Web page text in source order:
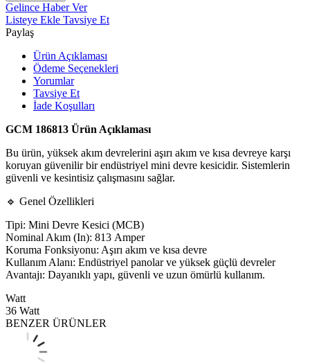
Gelince Haber Ver
Listeye Ekle Tavsiye Et
Paylaş
Ürün Açıklaması
Ödeme Seçenekleri
Yorumlar
Tavsiye Et
İade Koşulları
GCM 186813 Ürün Açıklaması
Bu ürün, yüksek akım devrelerini aşırı akım ve kısa devreye karşı
koruyan güvenilir bir endüstriyel mini devre kesicidir. Sistemlerin
güvenli ve kesintisiz çalışmasını sağlar.
🔹 Genel Özellikleri
Tipi: Mini Devre Kesici (MCB)
Nominal Akım (In): 813 Amper
Koruma Fonksiyonu: Aşırı akım ve kısa devre
Kullanım Alanı: Endüstriyel panolar ve yüksek güçlü devreler
Avantajı: Dayanıklı yapı, güvenli ve uzun ömürlü kullanım.
Watt
36 Watt
BENZER ÜRÜNLER